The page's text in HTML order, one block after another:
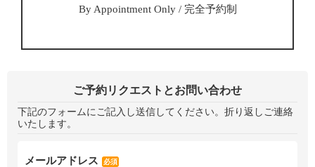
By Appointment Only / 完全予約制
ご予約リクエストとお問い合わせ
下記のフォームにご記入し送信してください。折り返しご連絡
いたします。
メールアドレス 必須